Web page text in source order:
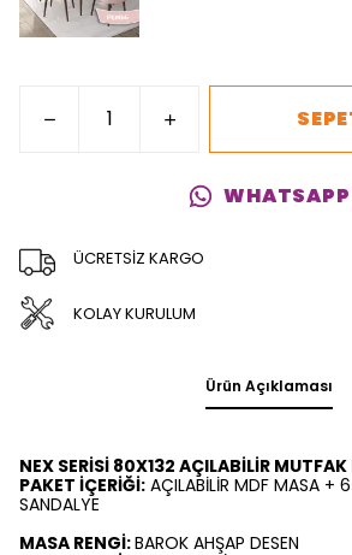
WHATSAPP
ÜCRETSİZ KARGO
KOLAY KURULUM
Ürün Açıklaması
NEX SERİSİ 80X132 AÇILABİLİR
PAKET İÇERİĞİ: AÇILABİLİR MDF MASA +
SANDALYE
MASA RENGİ:BAROK AHŞAP DESEN